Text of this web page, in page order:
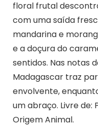
floral frutal
com uma saída
mandarina e
e a doçura do
sentidos. Nas notas
Madagascar traz
envolvente,
um abraço. Livre de:
Origem Animal.